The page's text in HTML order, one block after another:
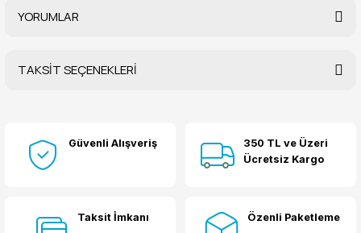
YORUMLAR
Yorum Yaz
TAKSİT SEÇENEKLERİ
Güvenli Alışveriş
350 TL ve Üzeri
Ücretsiz Kargo
Taksit İmkanı Özenli Paketleme